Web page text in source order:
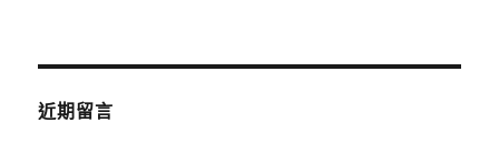
近期留言